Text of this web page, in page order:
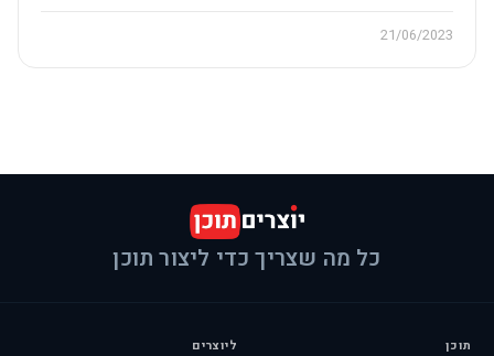
21/06/2023
כל מה שצריך כדי ליצור תוכן
תוכן ליוצרים